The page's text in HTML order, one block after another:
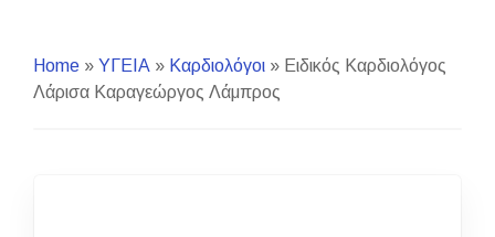
Home » ΥΓΕΙΑ » Καρδιολόγοι » Ειδικός Καρδιολόγος
Λάρισα Καραγεώργος Λάμπρος